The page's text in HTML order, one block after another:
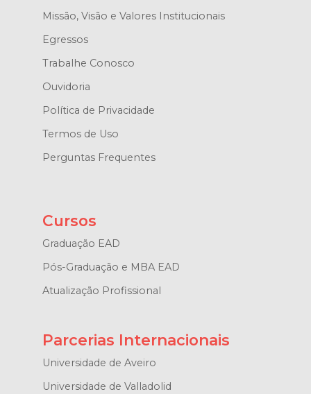
Missão, Visão e Valores Institucionais
Egressos
Trabalhe Conosco
Ouvidoria
Política de Privacidade
Termos de Uso
Perguntas Frequentes
Cursos
Graduação EAD
Pós-Graduação e MBA EAD
Atualização Profissional
Parcerias Internacionais
Universidade de Aveiro
Universidade de Valladolid